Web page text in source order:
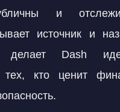
и
источник и
делает Dash
кто ценит